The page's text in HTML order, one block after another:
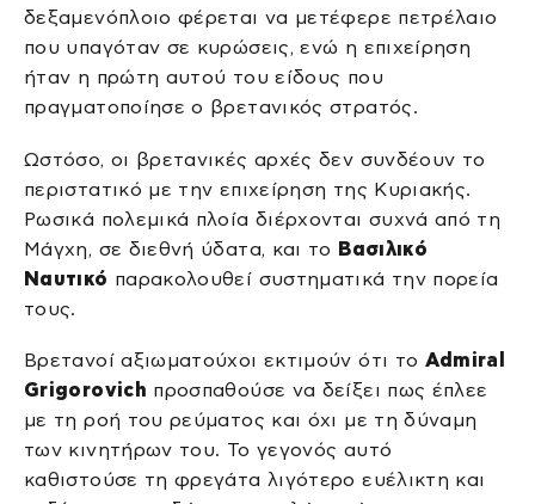
δεξαμενόπλοιο φέρεται να μετέφερε πετρέλαιο
που υπαγόταν σε κυρώσεις, ενώ η επιχείρηση
ήταν η πρώτη αυτού του είδους που
πραγματοποίησε ο βρετανικός στρατός.
Ωστόσο, οι βρετανικές αρχές δεν συνδέουν το
περιστατικό με την επιχείρηση της Κυριακής.
Ρωσικά πολεμικά πλοία διέρχονται συχνά από τη
Μάγχη, σε διεθνή ύδατα, και το Βασιλικό
Ναυτικό παρακολουθεί συστηματικά την πορεία
τους.
Βρετανοί αξιωματούχοι εκτιμούν ότι το Admiral
Grigorovich προσπαθούσε να δείξει πως έπλεε
με τη ροή του ρεύματος και όχι με τη δύναμη
των κινητήρων του. Το γεγονός αυτό
καθιστούσε τη φρεγάτα λιγότερο ευέλικτη και